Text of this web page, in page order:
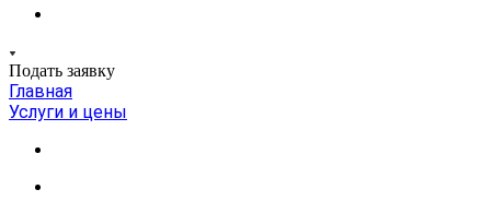
Подать заявку
Главная
Услуги и цены